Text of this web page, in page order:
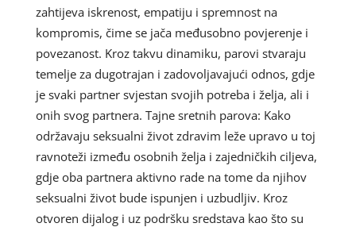
zahtijeva iskrenost, empatiju i spremnost na
kompromis, čime se jača međusobno povjerenje i
povezanost. Kroz takvu dinamiku, parovi stvaraju
temelje za dugotrajan i zadovoljavajući odnos, gdje
je svaki partner svjestan svojih potreba i želja, ali i
onih svog partnera. Tajne sretnih parova: Kako
održavaju seksualni život zdravim leže upravo u toj
ravnoteži između osobnih želja i zajedničkih ciljeva,
gdje oba partnera aktivno rade na tome da njihov
seksualni život bude ispunjen i uzbudljiv. Kroz
otvoren dijalog i uz podršku sredstava kao što su